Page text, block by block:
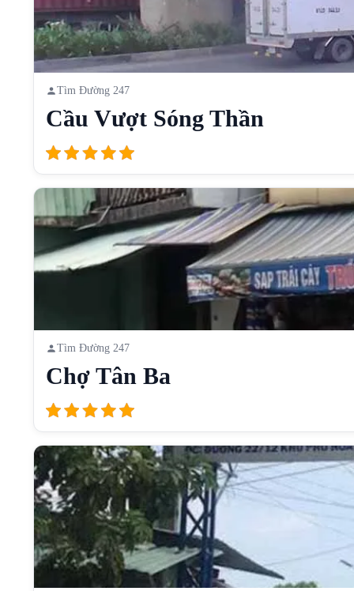
Tìm Đường 247
Cầu Vượt Sóng Thần
Tìm Đường 247
Chợ Tân Ba